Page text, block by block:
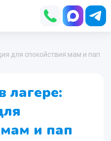
для спокойствия мам и пап
лагере:
и пап